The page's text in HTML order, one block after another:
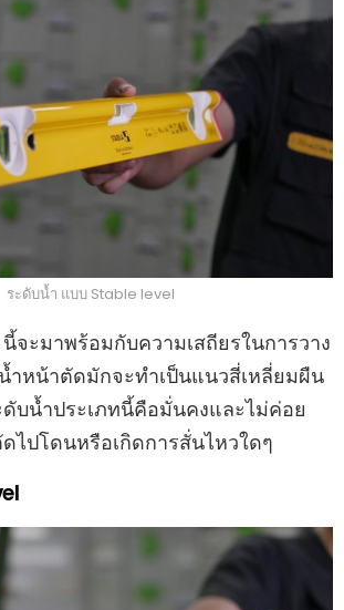
ระดับน้ำ แบบ Stable level
จะมาพร้อมกับความเสถียรในการวาง
ำหน้าตัดมักจะทำเป็นแนวสี่เหลี่ยมผืน
ดับน้ำประเภทนี้คือมั่นคงและไม่ค่อย
ไปโดนหรือเกิดการสั่นไหวใดๆ